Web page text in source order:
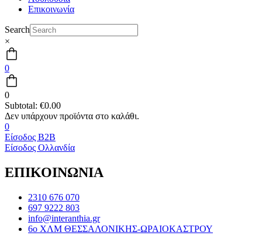
Επικοινωνία
Search
×
0
0
Subtotal: €0.00
0
Είσοδος B2B
Είσοδος Ολλανδία
ΕΠΙΚΟΙΝΩΝΙΑ
2310 676 070
697 9222 803
info@interanthia.gr
6ο ΧΛΜ ΘΕΣΣΑΛΟΝΙΚΗΣ-ΩΡΑΙΟΚΑΣΤΡΟΥ